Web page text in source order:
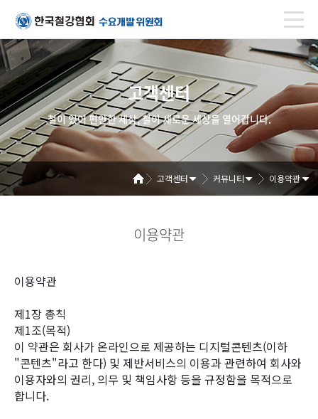
고객센터
철이 있어 편안한 세상, 철이 새로운 세상을 열어갑니다.
고객센터 커뮤니티 이용약관
이용약관
이용약관
제1장 총칙
제1조(목적)
이 약관은 회사가 온라인으로 제공하는 디지털콘텐츠(이하
"콘텐츠"라고 한다) 및 제반서비스의 이용과 관련하여 회사와
이용자와의 권리, 의무 및 책임사항 등을 규정함을 목적으로
합니다.